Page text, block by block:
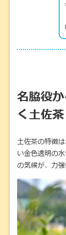
名脇役
く土佐茶
土佐茶の特徴
い金色透明の
の気候が、力